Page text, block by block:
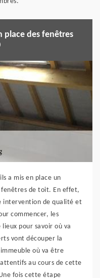
place des fenêtres
a mis en place un
fenêtres de toit. En effet,
intervention de qualité et
commencer, les
pour savoir où va
vont découper la
où va être
au cours de cette
fois cette étape